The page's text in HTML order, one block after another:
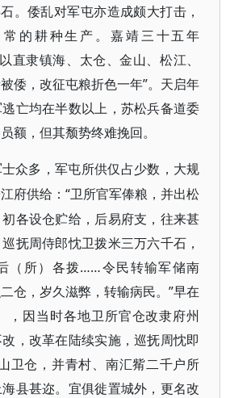
。倭乱对军屯亦造成颇大打击，
的耕种生产。嘉靖三十五年
直隶镇海、太仓、金山、松江、
倭，改征屯粮折色一年”。天启年
亡均在半数以上，苏松兵备道委
额，但其颓势终难挽回。
众多，军屯所供仅占少数，大规
府供给：“卫所官军俸粮，并出松
各设仓贮给，后易府支，往来甚
抚周侍郎忱卫拨米三万六千石，
（所）各拨……令民转输军储南
仓，岁久滋弊，转输病民。”早在
，因当时各地卫所官仓改隶府州
，改革在陆续实施，巡抚周忱即
卫仓，并青村、南汇觜二千户所
县甚迩。宜俱徙置城外，更名改